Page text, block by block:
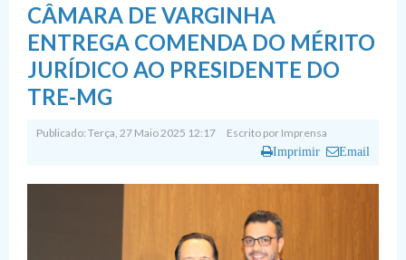
CÂMARA DE VARGINHA
ENTREGA COMENDA DO MÉRITO
JURÍDICO AO PRESIDENTE DO
TRE-MG
Publicado: Terça, 27 Maio 2025 12:17 Escrito por Imprensa
Imprimir Email